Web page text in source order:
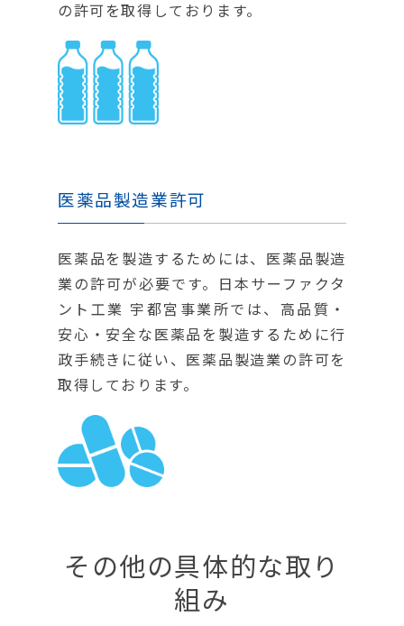
の許可を取得しております。
医薬品製造業許可
医薬品を製造するためには、医薬品製造
業の許可が必要です。日本サーファクタ
ント工業 宇都宮事業所では、高品質・
安心・安全な医薬品を製造するために行
政手続きに従い、医薬品製造業の許可を
取得しております。
その他の具体的な取り
組み